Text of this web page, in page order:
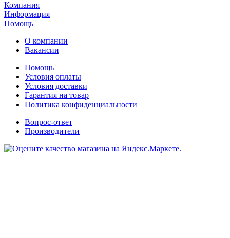
Компания
Информация
Помощь
О компании
Вакансии
Помощь
Условия оплаты
Условия доставки
Гарантия на товар
Политика конфиденциальности
Вопрос-ответ
Производители